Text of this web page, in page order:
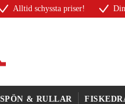
Alltid schyssta priser!
& RULLAR